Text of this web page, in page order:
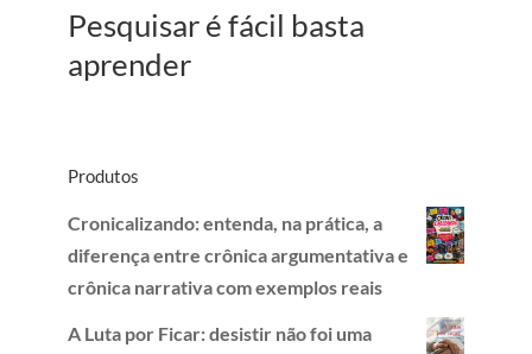
Pesquisar é fácil basta
aprender
Produtos
Cronicalizando: entenda, na prática, a
diferença entre crônica argumentativa e
crônica narrativa com exemplos reais
A Luta por Ficar: desistir não foi uma